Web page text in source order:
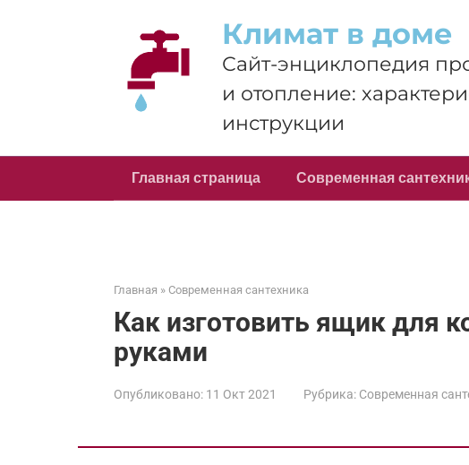
Климат в доме
Сайт-энциклопедия
и отопление:
инструкции
Главная страница Современная
Главная » Современная сантехника
Как изготовить ящик для
руками
Опубликовано: 11 Окт 2021 Рубрика: Современная